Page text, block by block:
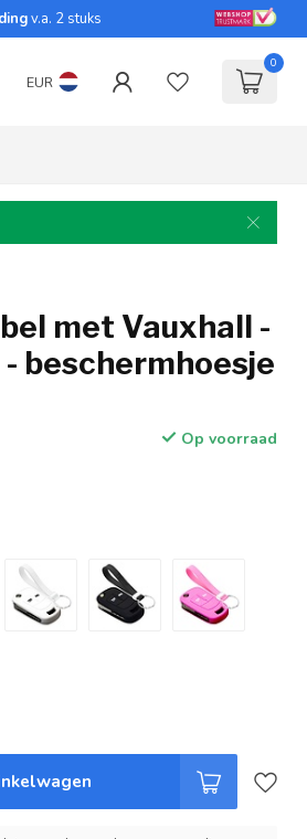
v.a. 2 stuks
EUR
0
met Vauxhall -
beschermhoesje
Op voorraad